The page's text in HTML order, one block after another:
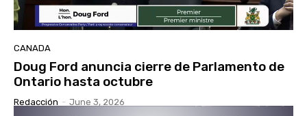
CANADA
Doug Ford anuncia cierre de Parlamento de
Ontario hasta octubre
Redacción - June 3, 2026